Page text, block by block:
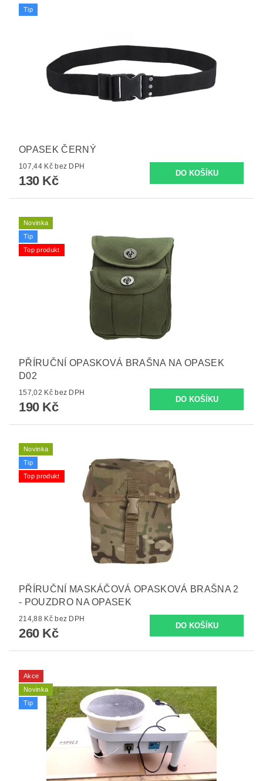
Tip
OPASEK ČERNÝ
107,44 Kč bez DPH
130 Kč
Novinka
Tip
Top produkt
PŘÍRUČNÍ OPASKOVÁ BRAŠNA NA OPASEK
D02
157,02 Kč bez DPH
190 Kč
Novinka
Tip
Top produkt
PŘÍRUČNÍ MASKÁČOVÁ OPASKOVÁ BRAŠNA 2
- POUZDRO NA OPASEK
214,88 Kč bez DPH
260 Kč
Akce
Novinka
Tip